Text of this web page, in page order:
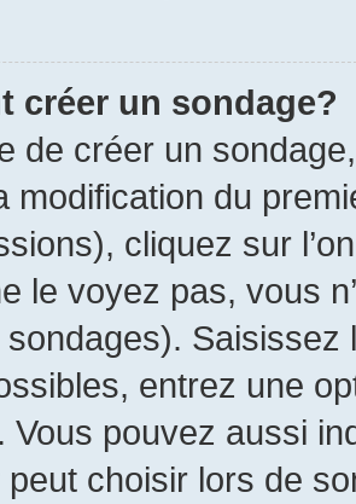
créer un sondage?
de créer un
modification du
cliquez sur
le voyez pas, vous
entrez une
Vous pouvez aussi
choisir lors de